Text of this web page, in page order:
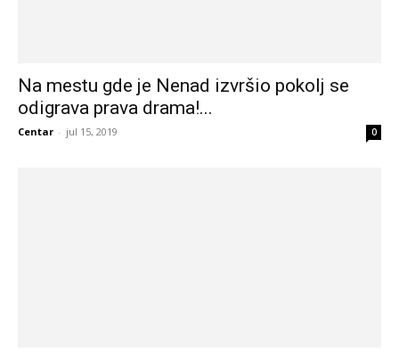
Na mestu gde je Nenad izvršio pokolj se
odigrava prava drama!...
Centar - jul 15, 2019 0